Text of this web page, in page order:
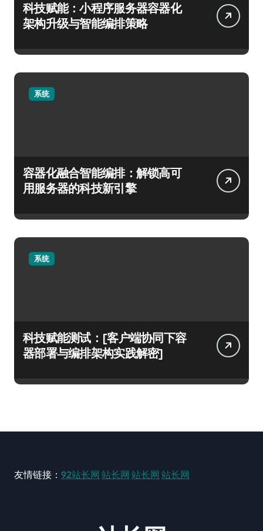
科技赋能：小程序服务器容器化
架构升级与智能编排策略
系统
容器化融合智能编排：解锁高可
用服务器的科技新引擎
系统
科技赋能测试：[客户端协同下容
器部署与编排架构实践解密]
友情链接： 92站长网 站长网 站长网 站长网